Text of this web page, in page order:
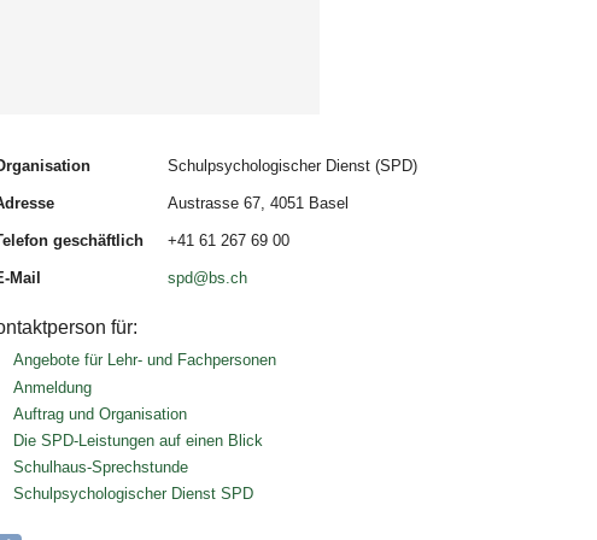
Schulpsychologischer Dienst (SPD)
Austrasse 67, 4051 Basel
geschäftlich +41 61 267 69 00
Mail spd@bs.ch
für:
Angebote für Lehr- und Fachpersonen
Anmeldung
Auftrag und Organisation
Die SPD-Leistungen auf einen Blick
Schulhaus-Sprechstunde
Schulpsychologischer Dienst SPD